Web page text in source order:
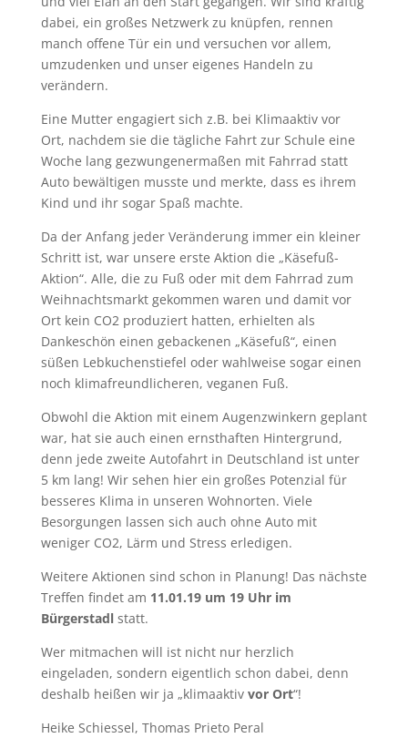
dabei, ein großes Netzwerk zu knüpfen, rennen
manch offene Tür ein und versuchen vor allem,
umzudenken und unser eigenes Handeln zu
verändern.
Eine Mutter engagiert sich z.B. bei Klimaaktiv vor
Ort, nachdem sie die tägliche Fahrt zur Schule eine
Woche lang gezwungenermaßen mit Fahrrad statt
Auto bewältigen musste und merkte, dass es ihrem
Kind und ihr sogar Spaß machte.
Da der Anfang jeder Veränderung immer ein kleiner
Schritt ist, war unsere erste Aktion die „Käsefuß-
Aktion“. Alle, die zu Fuß oder mit dem Fahrrad zum
Weihnachtsmarkt gekommen waren und damit vor
Ort kein CO2 produziert hatten, erhielten als
Dankeschön einen gebackenen „Käsefuß“, einen
süßen Lebkuchenstiefel oder wahlweise sogar einen
noch klimafreundlicheren, veganen Fuß.
Obwohl die Aktion mit einem Augenzwinkern geplant
war, hat sie auch einen ernsthaften Hintergrund,
denn jede zweite Autofahrt in Deutschland ist unter
5 km lang! Wir sehen hier ein großes Potenzial für
besseres Klima in unseren Wohnorten. Viele
Besorgungen lassen sich auch ohne Auto mit
weniger CO2, Lärm und Stress erledigen.
Weitere Aktionen sind schon in Planung! Das nächste
Treffen findet am 11.01.19 um 19 Uhr im
Bürgerstadlstatt.
Wer mitmachen will ist nicht nur herzlich
eingeladen, sondern eigentlich schon dabei, denn
deshalb heißen wir ja „klimaaktiv vor Ort“!
Heike Schiessel, Thomas Prieto Peral